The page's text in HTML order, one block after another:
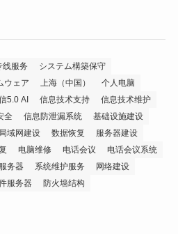
线服务
システム構築保守
ウェア 上海（中国）
个人电脑
5.0 AI 信息技术支持
信息技术维护
全 信息防泄漏系统
基础设施建设
局域网建设 数据恢复
服务器建设
电脑维修 电话会议
电话会议系统
务器 系统维护服务
网络建设
服务器 防火墙结构